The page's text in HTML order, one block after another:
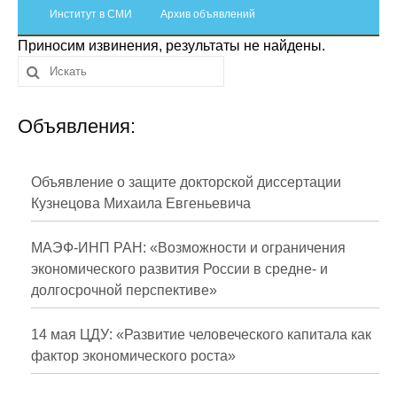
Отчетность
Противодействие коррупции
Материалы для СМИ
Публикации
Научная жизнь
Проблемы прогнозирования
О журнале
Номера журналов
Институт в СМИ Архив объявлений
Приносим извинения, результаты не найдены.
Объявления:
Объявление о защите докторской диссертации
Кузнецова Михаила Евгеньевича
МАЭФ-ИНП РАН: «Возможности и ограничения
экономического развития России в средне- и
долгосрочной перспективе»
14 мая ЦДУ: «Развитие человеческого капитала как
фактор экономического роста»